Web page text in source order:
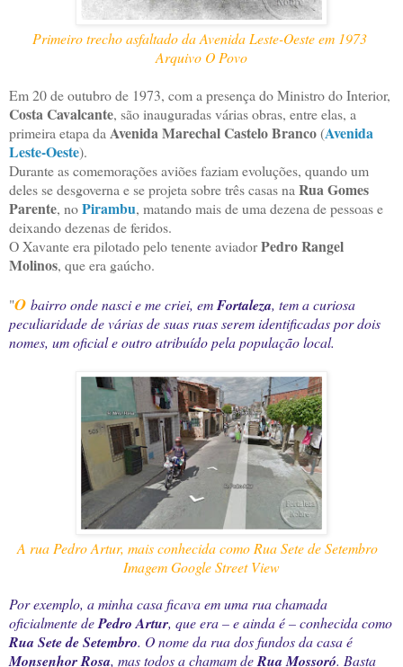
Primeiro trecho asfaltado da Avenida Leste-Oeste em 1973
Arquivo O Povo
Em 20 de outubro de 1973, com a presença do Ministro do Interior,
Costa Cavalcante, são inauguradas várias obras, entre elas, a
primeira etapa da Avenida Marechal Castelo Branco(Avenida
Leste-Oeste).
Durante as comemorações aviões faziam evoluções, quando um
deles se desgoverna e se projeta sobre três casas na Rua Gomes
Parente, noPirambu, matando mais de uma dezena de pessoas e
deixando dezenas de feridos.
O Xavante era pilotado pelo tenente aviadorPedro Rangel
Molinos, que era gaúcho.
"O bairro onde nasci e me criei, emFortaleza, tem a curiosa
peculiaridade de várias de suas ruas serem identificadas por dois
nomes, um oficial e outro atribuído pela população local.
A rua Pedro Artur, mais conhecida como Rua Sete de Setembro
Imagem Google Street View
Por exemplo, a minha casa ficava em uma rua chamada
oficialmente dePedro Artur, que era – e ainda é – conhecida como
Rua Sete de Setembro. O nome da rua dos fundos da casa é
Monsenhor Rosa, mas todos a chamam deRua Mossoró. Basta